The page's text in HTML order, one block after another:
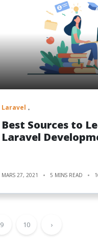
Laravel
Best Sources to
Laravel
MARS 27, 2021 5 MINS READ
9 10 ›